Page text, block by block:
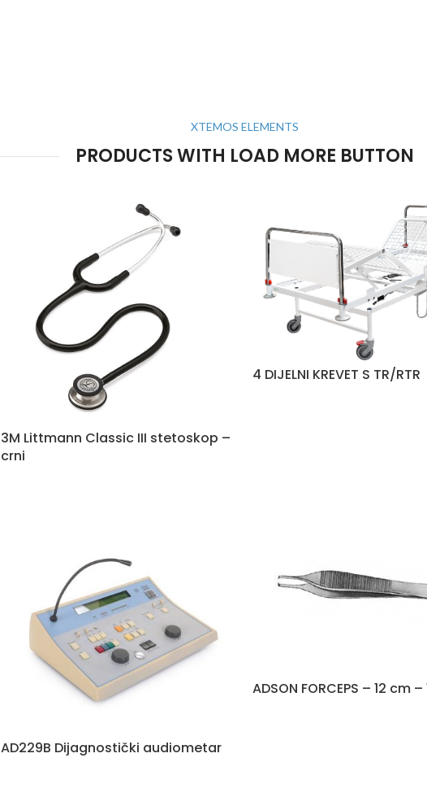
XTEMOS ELEMENTS
PRODUCTS WITH LOAD MORE BUTTON
3M Littmann Classic III stetoskop –
crni
4 DIJELNI KREVET S TR/RTR
AD229B Dijagnostički audiometar
ADSON FORCEPS – 12 cm –